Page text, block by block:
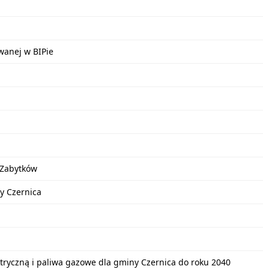
w BIPie
Czernica
i paliwa gazowe dla gminy Czernica do roku 2040